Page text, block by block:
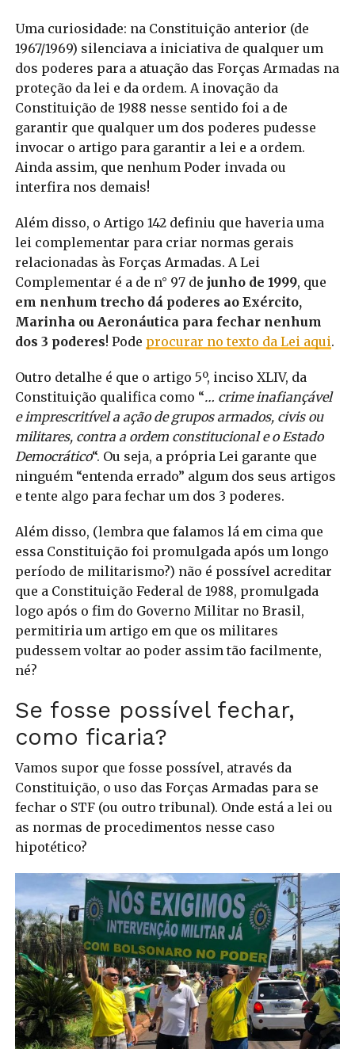
Uma curiosidade: na Constituição anterior (de
1967/1969) silenciava a iniciativa de qualquer um
dos poderes para a atuação das Forças Armadas na
proteção da lei e da ordem. A inovação da
Constituição de 1988 nesse sentido foi a de
garantir que qualquer um dos poderes pudesse
invocar o artigo para garantir a lei e a ordem.
Ainda assim, que nenhum Poder invada ou
interfira nos demais!
Além disso, o Artigo 142 definiu que haveria uma
lei complementar para criar normas gerais
relacionadas às Forças Armadas. A Lei
Complementar é a de n° 97 de junho de 1999, que
em nenhum trecho dá poderes ao Exército,
Marinha ou Aeronáutica para fechar nenhum
dos 3 poderes! Pode procurar no texto da Lei aqui.
Outro detalhe é que o artigo 5º, inciso XLIV, da
Constituição qualifica como “… crime inafiançável
e imprescritível a ação de grupos armados, civis ou
militares, contra a ordem constitucional e o Estado
Democrático“. Ou seja, a própria Lei garante que
ninguém “entenda errado” algum dos seus artigos
e tente algo para fechar um dos 3 poderes.
Além disso, (lembra que falamos lá em cima que
essa Constituição foi promulgada após um longo
período de militarismo?) não é possível acreditar
que a Constituição Federal de 1988, promulgada
logo após o fim do Governo Militar no Brasil,
permitiria um artigo em que os militares
pudessem voltar ao poder assim tão facilmente,
né?
Se fosse possível fechar,
como ficaria?
Vamos supor que fosse possível, através da
Constituição, o uso das Forças Armadas para se
fechar o STF (ou outro tribunal). Onde está a lei ou
as normas de procedimentos nesse caso
hipotético?